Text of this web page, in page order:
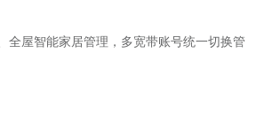
全屋智能家居管理，多宽带账号统一切换管